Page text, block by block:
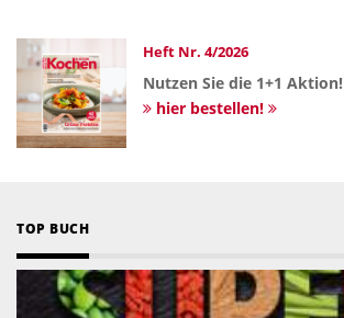
Heft Nr. 4/2026
Nutzen Sie die 1+1 Aktion!
hier bestellen!
TOP BUCH